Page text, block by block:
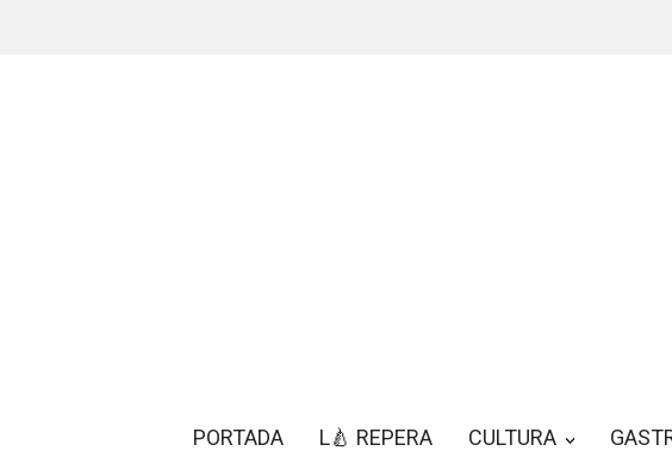
PORTADA L🍐 REPERA CULTURA